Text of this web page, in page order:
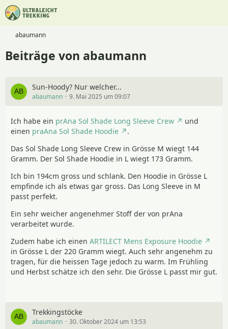
abaumann
Beiträge von abaumann
Sun-Hoody? Nur welcher...
abaumann 9. Mai 2025 um 09:07
Ich habe ein prAna Sol Shade Long Sleeve Crew
und
einen praAna Sol Shade Hoodie
.
Das Sol Shade Long Sleeve Crew in Grösse M wiegt 144
Gramm. Der Sol Shade Hoodie in L wiegt 173 Gramm.
Ich bin 194cm gross und schlank. Den Hoodie in Grösse L
empfinde ich als etwas gar gross. Das Long Sleeve in M
passt perfekt.
Ein sehr weicher angenehmer Stoff der von prAna
verarbeitet wurde.
Zudem habe ich einen ARTILECT Mens Exposure Hoodie
in Grösse L der 220 Gramm wiegt. Auch sehr angenehm zu
tragen, für die heissen Tage jedoch zu warm. Im Frühling
und Herbst schätze ich den sehr. Die Grösse L passt mir gut.
Trekkingstöcke
abaumann 30. Oktober 2024 um 13:53